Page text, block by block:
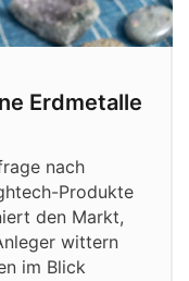
Erdmetalle
nach
Produkte
den Markt,
wittern
im Blick